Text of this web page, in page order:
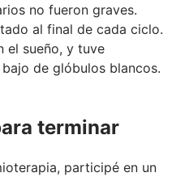
no fueron graves.
al final de cada ciclo.
el sueño, y tuve
de glóbulos blancos.
terminar
participé en un